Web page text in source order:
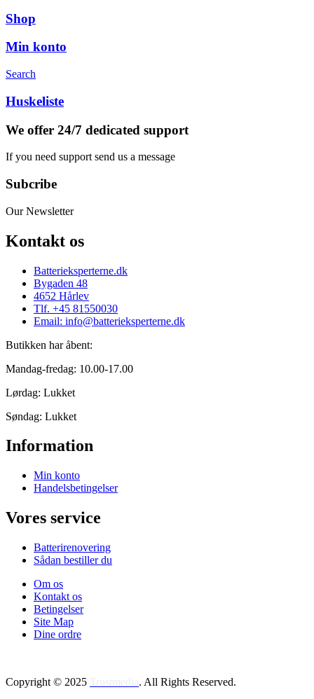
Shop
Min konto
Search
Huskeliste
We offer 24/7 dedicated support
If you need support send us a message
Subcribe
Our Newsletter
Kontakt os
Batterieksperterne.dk
Bygaden 48
4652 Hårlev
Tlf. +45 81550030
Email: info@batterieksperterne.dk
Butikken har åbent:
Mandag-fredag: 10.00-17.00
Lørdag: Lukket
Søndag: Lukket
Information
Min konto
Handelsbetingelser
Vores service
Batterirenovering
Sådan bestiller du
Om os
Kontakt os
Betingelser
Site Map
Dine ordre
Copyright © 2025
. All Rights Reserved.